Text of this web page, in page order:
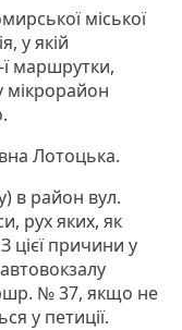
міської
у якій
ї маршрутки,
мікрорайон
Лотоцька.
в район вул.
рух яких, як
цієї причини у
№ 37, якщо не
у петиції.